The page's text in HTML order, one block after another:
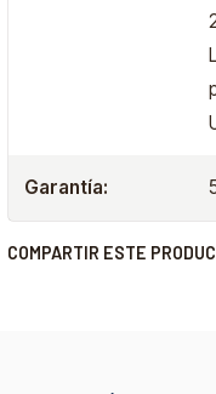
Garantía:
COMPARTIR ESTE